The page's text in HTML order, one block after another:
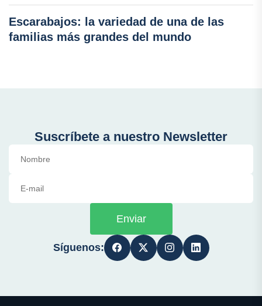
Escarabajos: la variedad de una de las
familias más grandes del mundo
Suscríbete a nuestro Newsletter
Enviar
Síguenos: